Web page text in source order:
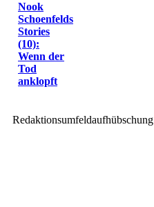
Nook
Schoenfelds
Stories
(10):
Wenn der
Tod
anklopft
Redaktionsumfeldaufhübschung